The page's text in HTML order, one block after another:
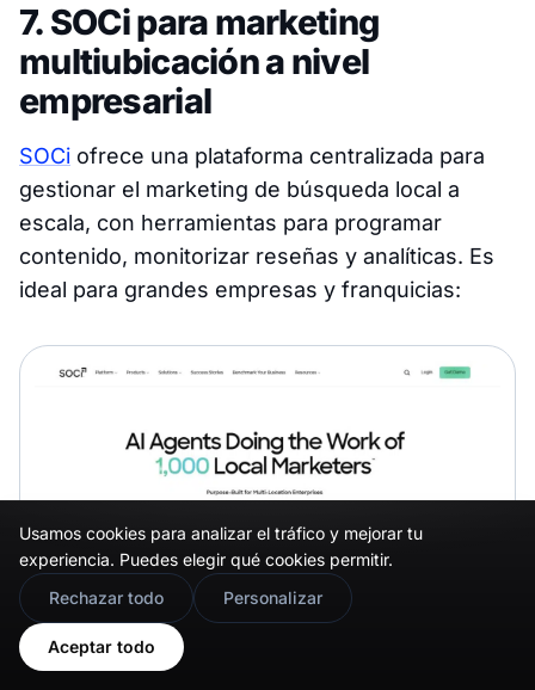
7. SOCi para marketing
multiubicación a nivel
empresarial
SOCi ofrece una plataforma centralizada para
gestionar el marketing de búsqueda local a
escala, con herramientas para programar
contenido, monitorizar reseñas y analíticas. Es
ideal para grandes empresas y franquicias:
Usamos cookies para analizar el tráfico y mejorar tu
experiencia. Puedes elegir qué cookies permitir.
Rechazar todo
Personalizar
Aceptar todo
🇬🇧 Would you prefer this site in English?
View in English